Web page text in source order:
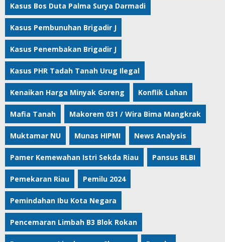
Kasus Bos Duta Palma Surya Darmadi
Kasus Pembunuhan Brigadir J
Kasus Penembakan Brigadir J
Kasus PHR Tadah Tanah Urug Ilegal
Kenaikan Harga Minyak Goreng Konflik Lahan
Mafia Tanah Makorem 031 / Wira Bima Mangkrak
Muktamar NU Munas HIPMI News Analysis
Pamer Kemewahan Istri Sekda Riau Pansus BLBI
Pemekaran Riau Pemilu 2024
Pemindahan Ibu Kota Negara
Pencemaran Limbah B3 Blok Rokan